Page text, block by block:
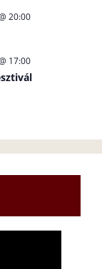
20:00
17:00